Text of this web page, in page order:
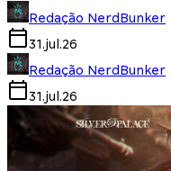
Redação NerdBunker
31.jul.26
Redação NerdBunker
31.jul.26